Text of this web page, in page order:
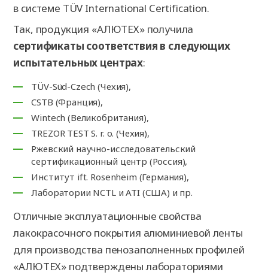
в системе TÜV International Certification.
Так, продукция «АЛЮТЕХ» получила
сертификаты соответствия в следующих
испытательных центрах:
TÜV-Süd-Czech (Чехия),
CSTB (Франция),
Wintech (Великобритания),
TREZOR TEST S. r. o. (Чехия),
Ржевский научно-исследовательский
сертификационный центр (Россия),
Институт ift. Rosenheim (Германия),
Лаборатории NCTL и ATI (США) и пр.
Отличные эксплуатационные свойства
лакокрасочного покрытия алюминиевой ленты
для производства пенозаполненных профилей
«АЛЮТЕХ» подтверждены лабораториями